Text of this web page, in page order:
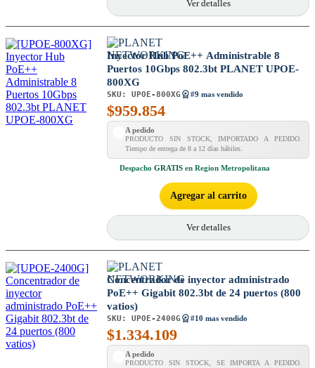
Ver detalles
Inyector Hub PoE++ Administrable 8
Puertos 10Gbps 802.3bt PLANET UPOE-
800XG
SKU: UPOE-800XG #9 mas vendido
$959.854
A pedido
PRODUCTO SIN STOCK, IMPORTADO A PEDIDO.
Tiempo de entrega de 8 a 12 días hábiles.
Despacho GRATIS en Region Metropolitana
Agregar al carrito
Ver detalles
Concentrador de inyector administrado
PoE++ Gigabit 802.3bt de 24 puertos (800
vatios)
SKU: UPOE-2400G #10 mas vendido
$1.334.109
A pedido
PRODUCTO SIN STOCK, SE IMPORTA A PEDIDO.